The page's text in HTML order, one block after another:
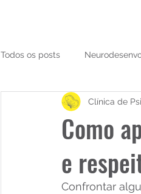
Todos os posts
Psicologia Infantil
Como
e
Clínica de
Confrontar